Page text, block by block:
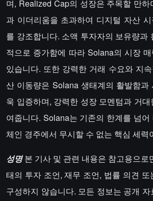
며, Realized Cap의 성장은 주목할 만하
과 이더리움을 초과하여 디지털 자산
를 강조합니다. 소액 투자자의 보유량과
적으로 증가함에 따라 Solana의 시장
있습니다. 또한 강력한 거래 수요와 지
산 이동량은 Solana 생태계의 활발함과
욱 입증하며, 강력한 성장 모멘텀과 거
여줍니다. Solana는 기존의 한계를 넘
체인 경주에서 무시할 수 없는 핵심 세력
성명본 기사 및 관련 내용은 참고용으로
태의 투자 조언, 재무 조언, 법률 의견
구성하지 않습니다. 모든 정보는 공개